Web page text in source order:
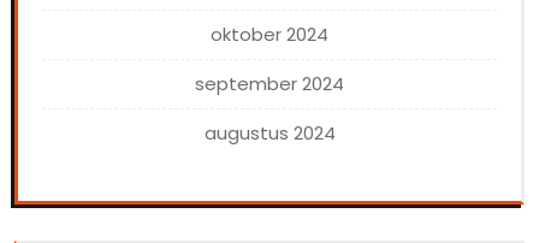
oktober 2024
september 2024
augustus 2024